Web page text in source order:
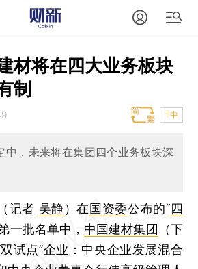
材将在四大业务板块
制
T中
中，未来将在集团四个业务板块深
记者 吴静）在国资委公布的“四
一批名单中， 中国建材集团
（下
试点”企业：中央企业发展混合